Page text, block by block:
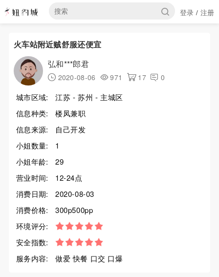
登录 / 注册
火车站附近贼舒服还便宜
弘和***郎君
2020-08-06 971 17 0
城市区域:
江苏 - 苏州 - 主城区
信息种类:
楼凤兼职
信息来源:
自己开发
小姐数量:
1
小姐年龄:
29
营业时间:
12-24点
消费日期:
2020-08-03
消费价格:
300p500pp
环境评分:
安全指数:
服务内容:
做爱 快餐 口交 口爆